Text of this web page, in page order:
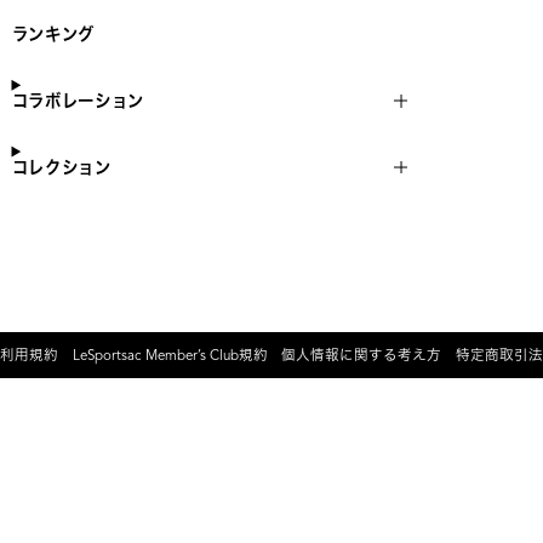
ランキング
コラボレーション
コレクション
利用規約 LeSportsac Member’s Club規約 個人情報に関する考え方 特定商取引